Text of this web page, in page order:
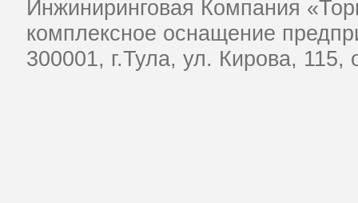
Инжиниринговая Компания
комплексное оснащение
​300001, г.Тула, ул. Кирова, 115,